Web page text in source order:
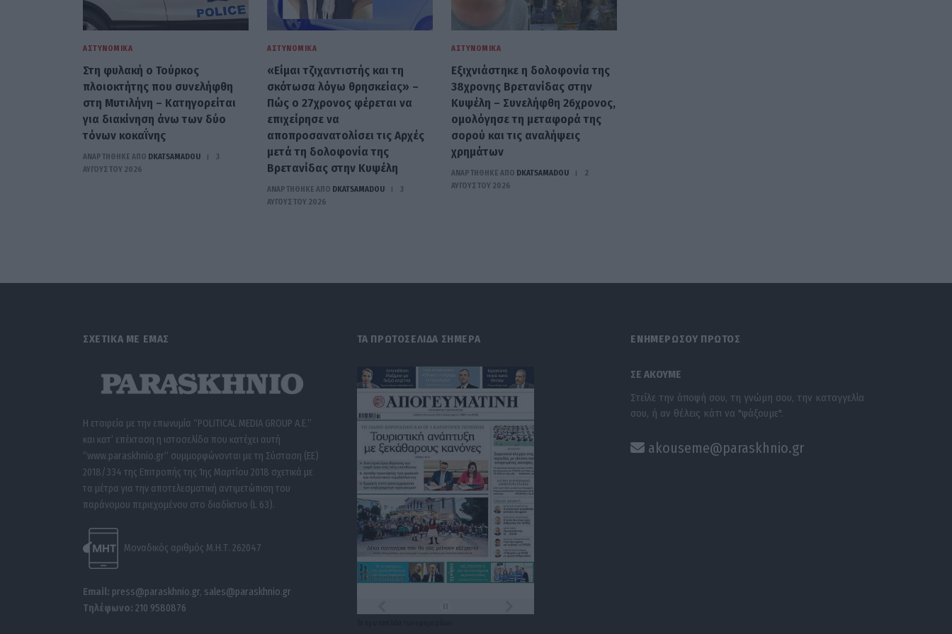
ΑΣΤΥΝΟΜΙΚΆ
Στη φυλακή ο Τούρκος
πλοιοκτήτης που συνελήφθη
στη Μυτιλήνη – Κατηγορείται
για διακίνηση άνω των δύο
τόνων κοκαΐνης
ΑΝΑΡΤΗΘΗΚΕ ΑΠΟ DKATSAMADOU
3
ΑΥΓΟΎΣΤΟΥ 2026
ΑΣΤΥΝΟΜΙΚΆ
«Είμαι τζιχαντιστής και τη
σκότωσα λόγω θρησκείας» –
Πώς ο 27χρονος φέρεται να
επιχείρησε να
αποπροσανατολίσει τις Αρχές
μετά τη δολοφονία της
Βρετανίδας στην Κυψέλη
ΑΝΑΡΤΗΘΗΚΕ ΑΠΟ DKATSAMADOU
3
ΑΥΓΟΎΣΤΟΥ 2026
ΑΣΤΥΝΟΜΙΚΆ
Εξιχνιάστηκε η δολοφονία της
38χρονης Βρετανίδας στην
Κυψέλη – Συνελήφθη 26χρονος,
ομολόγησε τη μεταφορά της
σορού και τις αναλήψεις
χρημάτων
ΑΝΑΡΤΗΘΗΚΕ ΑΠΟ DKATSAMADOU
2
ΑΥΓΟΎΣΤΟΥ 2026
ΣΧΕΤΙΚΑ ΜΕ ΕΜΑΣ
Η εταιρεία με την επωνυμία “POLITICAL MEDIA GROUP A.E.”
και κατ’ επέκταση η ιστοσελίδα που κατέχει αυτή
“www.paraskhnio.gr” συμμορφώνονται με τη Σύσταση (ΕΕ)
2018/334 της Επιτροπής της 1ης Μαρτίου 2018 σχετικά με
τα μέτρα για την αποτελεσματική αντιμετώπιση του
παράνομου περιεχομένου στο διαδίκτυο (L 63).
Μοναδικός αριθμός Μ.Η.Τ. 262047
Email: press@paraskhnio.gr, sales@paraskhnio.gr
Τηλέφωνο: 210 9580876
ΤΑ ΠΡΩΤΟΣΕΛΙΔΑ ΣΗΜΕΡΑ ΕΝΗΜΕΡΩΣΟΥ ΠΡΩΤΟΣ
ΣΕ ΑΚΟΥΜΕ
Στείλε την άποψή σου, τη γνώμη σου, την καταγγελία
σου, ή αν θέλεις κάτι να "ψάξουμε".
akouseme@paraskhnio.gr